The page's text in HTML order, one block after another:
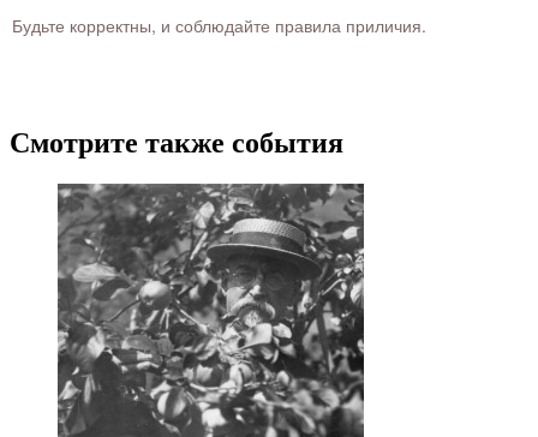
Будьте корректны, и соблюдайте правила приличия.
Смотрите также события